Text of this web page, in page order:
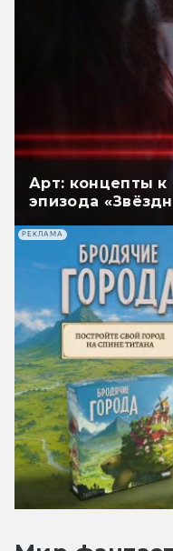
Арт: концепты к
эпизода
РЕКЛАМА